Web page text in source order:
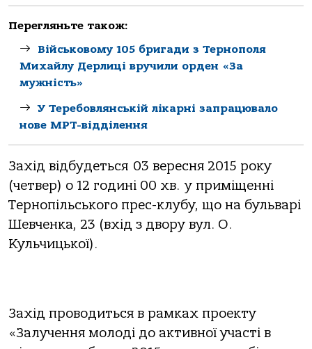
Перегляньте також:
Військовому 105 бригади з Тернополя
Михайлу Дерлиці вручили орден «За
мужність»
У Теребовлянській лікарні запрацювало
нове МРТ-відділення
Захід відбудеться 03 вересня 2015 року
(четвер) о 12 годині 00 хв. у приміщенні
Тернопільського прес-клубу, що на бульварі
Шевченка, 23 (вхід з двору вул. О.
Кульчицької).
Захід проводиться в рамках проекту
«Залучення молоді до активної участі в